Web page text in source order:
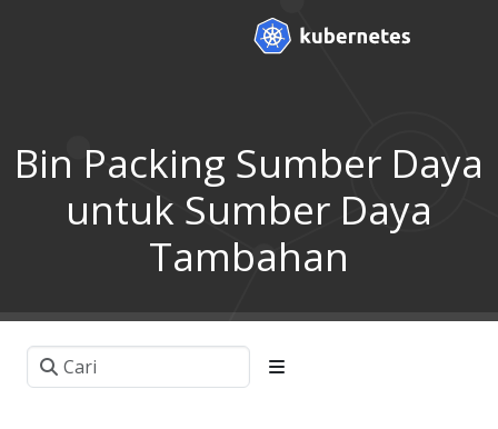
Bin Packing Sumber Daya
untuk Sumber Daya
Tambahan